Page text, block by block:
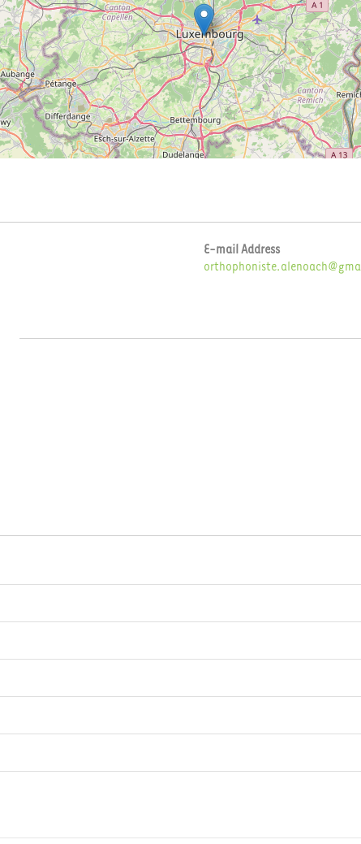
E-mail Address